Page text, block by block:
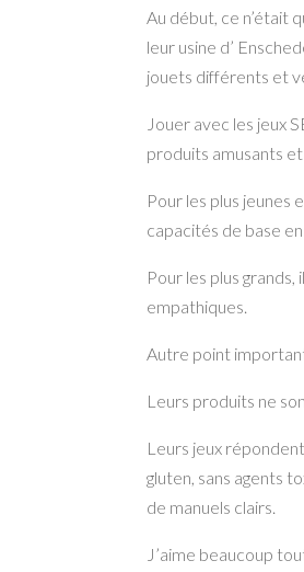
Au début, ce n’était
leur usine d’
jouets différents et
Jouer avec les jeux
produits amusants
Pour les plus
capacités de base en
Pour les plus
empathiques.
Autre point
Leurs produits ne
Leurs jeux
gluten, sans agents
de manuels clairs.
J’aime beaucoup